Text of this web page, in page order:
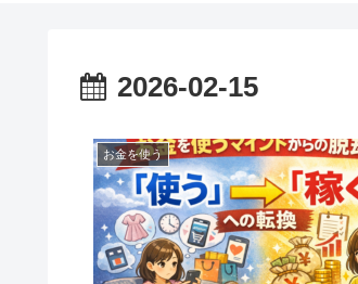
2026-02-15
お金を使う